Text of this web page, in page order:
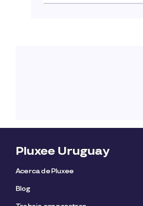
Pluxee Uruguay
Acerca de Pluxee
Blog